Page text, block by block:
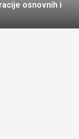
osnovnih i